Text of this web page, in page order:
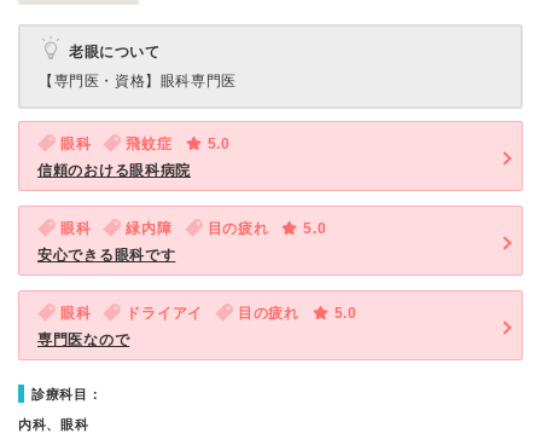
老眼について
【専門医・資格】 眼科専門医
眼科 飛蚊症
5.0
信頼のおける眼科病院
眼科 緑内障 目の疲れ
5.0
安心できる眼科です
眼科 ドライアイ 目の疲れ
5.0
専門医なので
診療科目：
内科、眼科